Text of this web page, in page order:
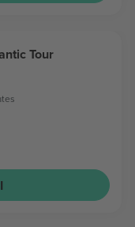
Tour